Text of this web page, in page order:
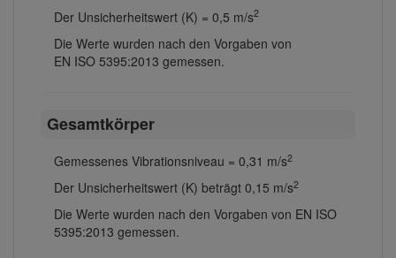
Der Unsicherheitswert (K) = 0,5 m/s2
Die Werte wurden nach den Vorgaben von
EN ISO 5395:2013 gemessen.
Gesamtkörper
Gemessenes Vibrationsniveau = 0,31 m/s2
Der Unsicherheitswert (K) beträgt 0,15 m/s2
Die Werte wurden nach den Vorgaben von EN ISO
5395:2013 gemessen.